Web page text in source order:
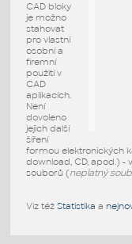
CAD bloky
je možno
stahovat
pro vlastní
osobní a
firemní
použití v
CAD
aplikacích.
Není
dovoleno
jejich další
šíření
formou elektronických
download, CD, apod.) -
souborů (neplatný
Viz též Statistika a